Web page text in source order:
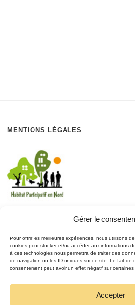
Gérer le
Pour offrir les meilleures expériences, nous utilisons
cookies pour stocker et/ou accéder aux informations
à ces technologies nous permettra de traiter des
de navigation ou les ID uniques sur ce site. Le fait de
consentement peut avoir un effet négatif sur certaines
Accepter
MENTIONS LÉGALES